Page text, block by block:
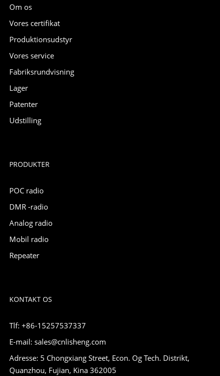
Om os
Vores certifikat
Produktionsudstyr
Vores service
Fabriksrundvisning
Lager
Patenter
Udstilling
PRODUKTER
POC radio
DMR -radio
Analog radio
Mobil radio
Repeater
KONTAKT OS
Tlf: +86-15257537337
E-mail: sales@cnlisheng.com
Adresse: 5 Chongxiang Street, Econ. Og Tech. Distrikt,
Quanzhou, Fujian, Kina 362005